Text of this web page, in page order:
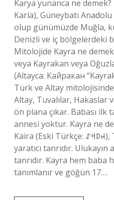
Karya yunanca ne
Karía), Güneybatı Anadolu
olup günümüzde Muğla,
Denizli ve iç bölgelerdeki
Mitolojide Kayra ne
veya Kayrakan veya
(Altayca: Кайракан
Türk ve Altay mitolojisinde
Altay, Tuvalılar, Hakaslar
ön plana çıkar. Babası ilk
annesi yoktur. Kayra ne
Kaira (Eski Türkçe: 𐰴𐰖𐰺𐰀), Türk mitolojisindeki
yaratıcı tanrıdır. Ulukayın
tanrıdır. Kayra hem baba
tanımlanır ve göğün 17.…